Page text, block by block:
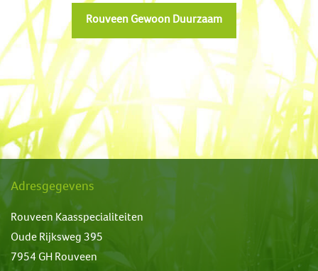
Rouveen Gewoon Duurzaam
Adresgegevens
Rouveen Kaasspecialiteiten
Oude Rijksweg 395
7954 GH Rouveen